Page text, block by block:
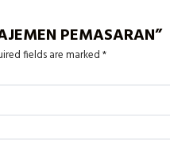
PEMASARAN”
fields are marked*